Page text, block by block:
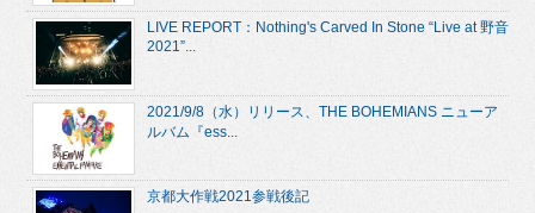
LIVE REPORT：Nothing's Carved In Stone “Live at 野音
2021”...
2021/9/8（水）リリース、THE BOHEMIANS ニューア
ルバム『ess...
京都大作戦2021参戦後記